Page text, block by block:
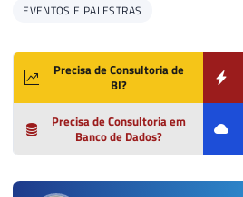
EVENTOS E PALESTRAS
Precisa de Consultoria de
BI?
Precisa de Consultoria em
Banco de Dados?